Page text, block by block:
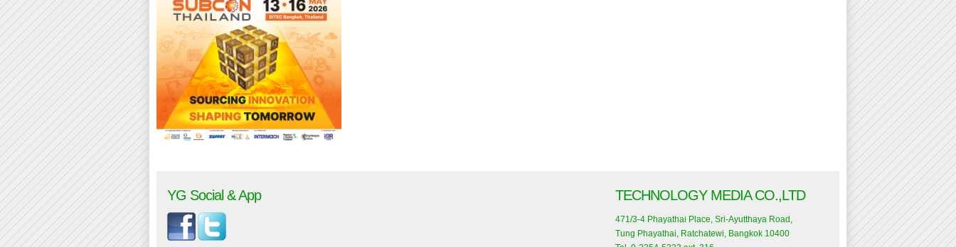
YG Social & App TECHNOLOGY MEDIA CO.,LTD
471/3-4 Phayathai Place, Sri-Ayutthaya Road,
Tung Phayathai, Ratchatewi, Bangkok 10400